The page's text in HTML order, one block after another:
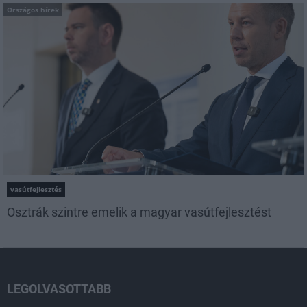
Országos hírek
vasútfejlesztés
Osztrák szintre emelik a magyar vasútfejlesztést
LEGOLVASOTTABB